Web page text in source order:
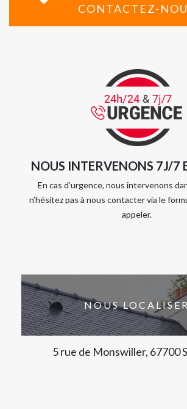
CONTACTEZ-
NOUS INTERVENONS 7J/7
En cas d’urgence, nous intervenons
n’hésitez pas à nous contacter via le
appeler.
NOUS
5 rue de Monswiller, 67700